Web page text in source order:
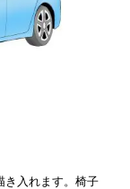
き入れます。椅子